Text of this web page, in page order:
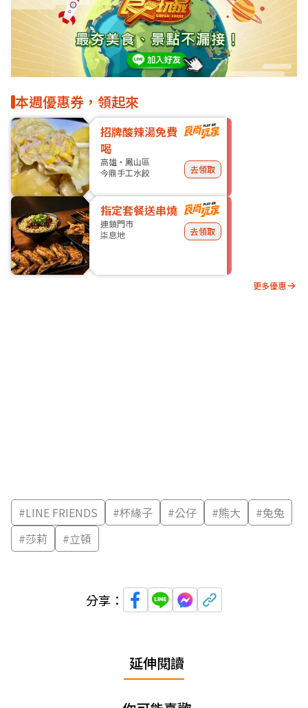
本週優惠券，領起來
招牌酸辣湯免費
喝
高雄・鳳山區
今鼎手工水餃
去領取
指定套餐送串燒
連鎖門市
柒息地
去領取
更多優惠
#LINE FRIENDS #杯緣子 #公仔 #熊大 #兔兔
#莎莉 #立頓
分享：
延伸閱讀